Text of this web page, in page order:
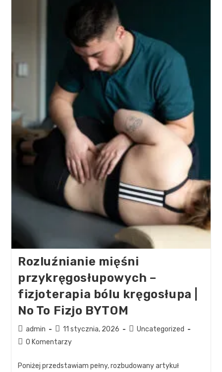
Rozluźnianie mięśni
przykręgosłupowych –
fizjoterapia bólu kręgosłupa |
No To Fizjo BYTOM
admin 11 stycznia, 2026
Uncategorized
0 Komentarzy
Poniżej przedstawiam pełny, rozbudowany artykuł